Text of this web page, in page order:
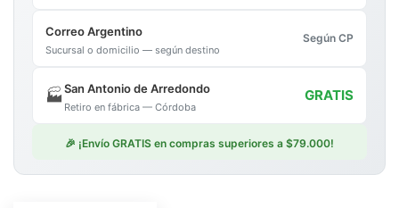
Correo Argentino
Sucursal o domicilio — según destino
Según CP
🏭San Antonio de Arredondo
Retiro en fábrica — Córdoba
GRATIS
🎉 ¡Envío GRATIS en compras superiores a $79.000!